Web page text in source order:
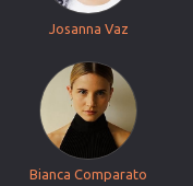
Josanna Vaz
Bianca Comparato